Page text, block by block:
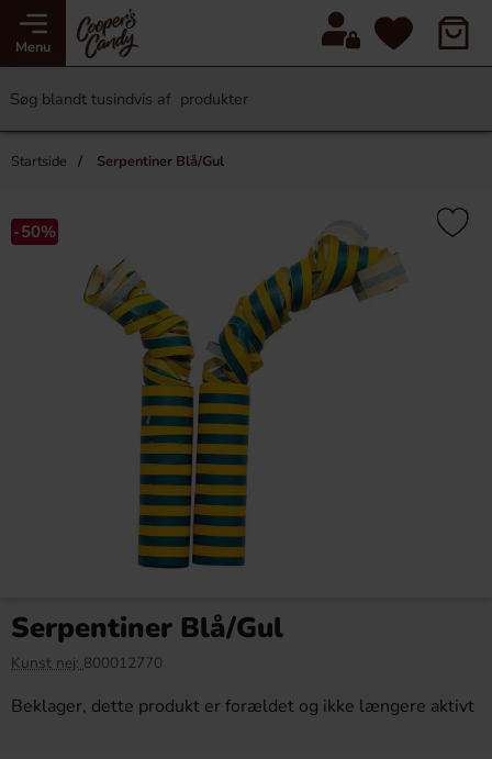
Menu
Startside Serpentiner Blå/Gul
-50%
Serpentiner Blå/Gul
Kunst nej: 800012770
Beklager, dette produkt er forældet og ikke længere aktivt